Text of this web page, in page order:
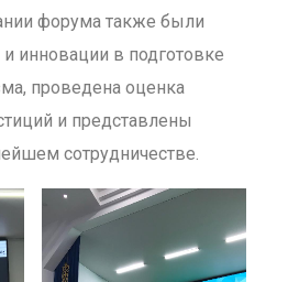
форума также были
инновации в подготовке
проведена оценка
и представлены
сотрудничестве.